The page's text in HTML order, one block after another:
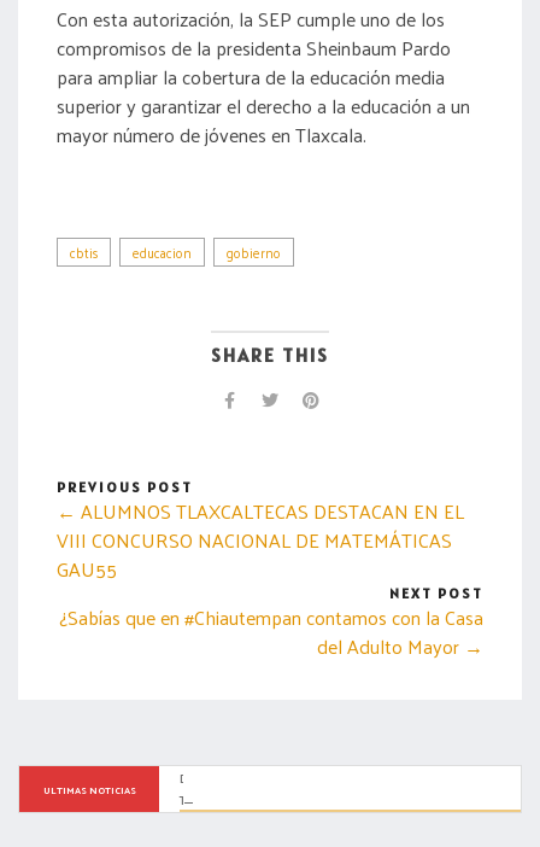
Con esta autorización, la SEP cumple uno de los
compromisos de la presidenta Sheinbaum Pardo
para ampliar la cobertura de la educación media
superior y garantizar el derecho a la educación a un
mayor número de jóvenes en Tlaxcala.
cbtis educacion gobierno
SHARE THIS
PREVIOUS POST
← ALUMNOS TLAXCALTECAS DESTACAN EN EL
VIII CONCURSO NACIONAL DE MATEMÁTICAS
GAU55
NEXT POST
¿Sabías que en #Chiautempan contamos con la Casa
del Adulto Mayor →
ULTIMAS NOTICIAS
DESTINA GOBIERNO DE MÉXICO MÁS DE 317 MDP ANUALES A
TLAXCALA A TRAVÉS EL PROGRAMA SEMBRANDO VIDA